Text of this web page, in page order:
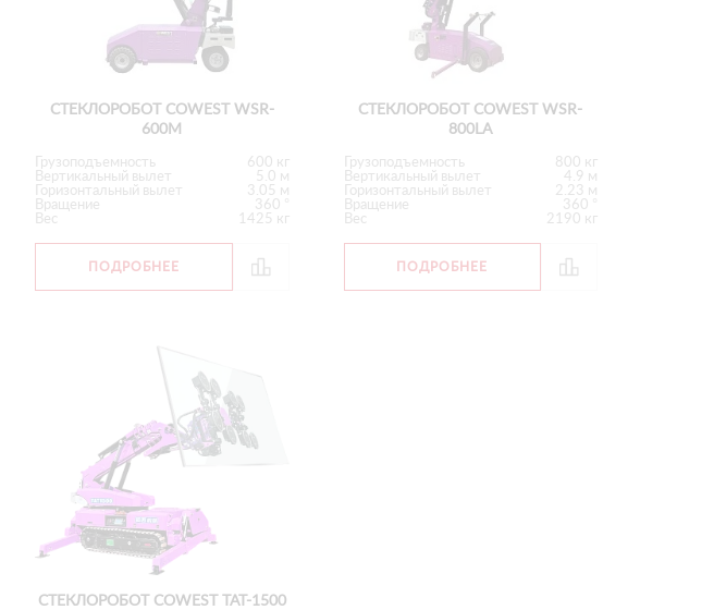
СТЕКЛОРОБОТ COWEST WSR-
600M
Грузоподъемность
600 кг
Вертикальный вылет
5.0 м
Горизонтальный вылет
3.05 м
Вращение
360 °
Вес
1425 кг
ПОДРОБНЕЕ
СТЕКЛОРОБОТ COWEST WSR-
800LA
Грузоподъемность
800 кг
Вертикальный вылет
4.9 м
Горизонтальный вылет
2.23 м
Вращение
360 °
Вес
2190 кг
ПОДРОБНЕЕ
СТЕКЛОРОБОТ COWEST TAT-1500